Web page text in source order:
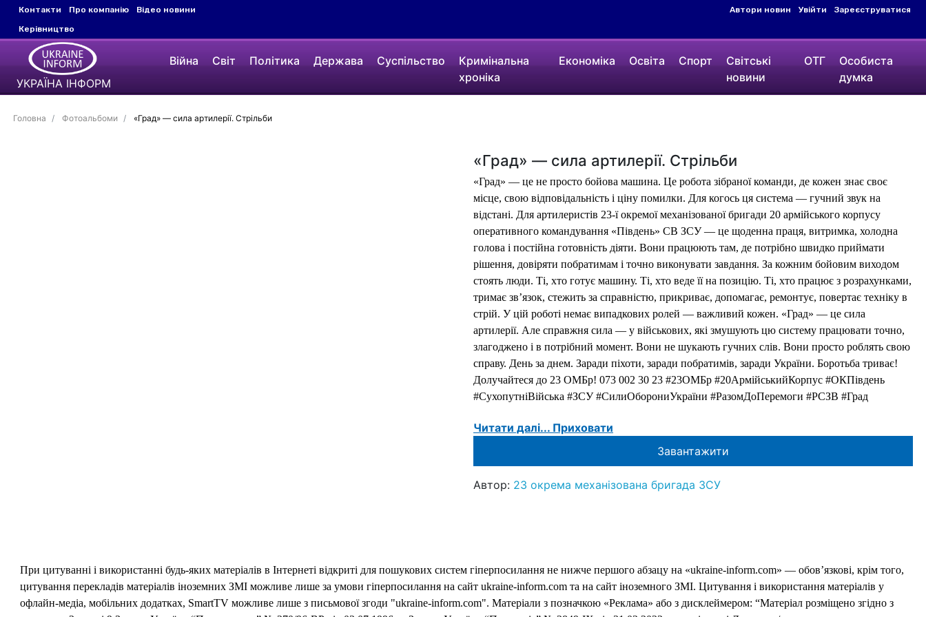
Контакти Про компанію
Відео новини
Керівництво
Автори новин Увійти Зареєструватися
УКРАЇНА ІНФОРМ
Війна Світ Політика Держава Суспільство
Кримінальна
хроніка
Економіка Освіта Спорт
Світські
новини
ОТГ
Особиста
думка
Головна Фотоальбоми «Град» — сила артилерії. Стрільби
«Град» — сила артилерії. Стрільби
«Град» — це не просто бойова машина. Це робота зібраної команди, де кожен знає своє
місце, свою відповідальність і ціну помилки. Для когось ця система — гучний звук на
відстані. Для артилеристів 23-ї окремої механізованої бригади 20 армійського корпусу
оперативного командування «Південь» СВ ЗСУ — це щоденна праця, витримка, холодна
голова і постійна готовність діяти. Вони працюють там, де потрібно швидко приймати
рішення, довіряти побратимам і точно виконувати завдання. За кожним бойовим виходом
стоять люди. Ті, хто готує машину. Ті, хто веде її на позицію. Ті, хто працює з розрахунками,
тримає зв’язок, стежить за справністю, прикриває, допомагає, ремонтує, повертає техніку в
стрій. У цій роботі немає випадкових ролей — важливий кожен. «Град» — це сила
артилерії. Але справжня сила — у військових, які змушують цю систему працювати точно,
злагоджено і в потрібний момент. Вони не шукають гучних слів. Вони просто роблять свою
справу. День за днем. Заради піхоти, заради побратимів, заради України. Боротьба триває!
Долучайтеся до 23 ОМБр! 073 002 30 23 #23ОМБр #20АрмійськийКорпус #ОКПівдень
#СухопутніВійська #ЗСУ #СилиОборониУкраїни #РазомДоПеремоги #РСЗВ #Град
Читати далі... Приховати
Завантажити
Автор: 23 окрема механізована бригада ЗСУ
При цитуванні і використанні будь-яких матеріалів в Інтернеті відкриті для пошукових систем гіперпосилання не нижче першого абзацу на «ukraine-inform.com» — обов’язкові, крім того,
цитування перекладів матеріалів іноземних ЗМІ можливе лише за умови гіперпосилання на сайт ukraine-inform.com та на сайт іноземного ЗМІ. Цитування і використання матеріалів у
офлайн-медіа, мобільних додатках, SmartTV можливе лише з письмової згоди "ukraine-inform.com". Матеріали з позначкою «Реклама» або з дисклеймером: “Матеріал розміщено згідно з